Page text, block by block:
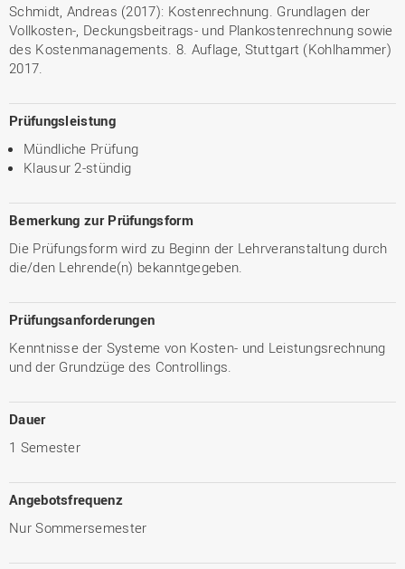
Schmidt, Andreas (2017): Kostenrechnung. Grundlagen der
Vollkosten-, Deckungsbeitrags- und Plankostenrechnung sowie
des Kostenmanagements. 8. Auflage, Stuttgart (Kohlhammer)
2017.
Prüfungsleistung
Mündliche Prüfung
Klausur 2-stündig
Bemerkung zur Prüfungsform
Die Prüfungsform wird zu Beginn der Lehrveranstaltung durch
die/den Lehrende(n) bekanntgegeben.
Prüfungsanforderungen
Kenntnisse der Systeme von Kosten- und Leistungsrechnung
und der Grundzüge des Controllings.
Dauer
1 Semester
Angebotsfrequenz
Nur Sommersemester